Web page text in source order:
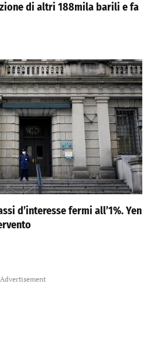
di altri 188mila barili e fa
d’interesse fermi all’1%. Yen
Advertisement